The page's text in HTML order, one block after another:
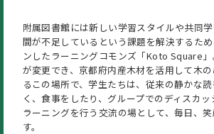
附属図書館には新しい学習スタイルや共同
間が不足しているという課題を解決するた
ンしたラーニングコモンズ「Koto Square
が変更でき、京都府内産木材を活用して木
るこの場所で、学生たちは、従来の静かな
く、食事をしたり、グループでのディスカ
ラーニングを行う交流の場として、毎日、
す。